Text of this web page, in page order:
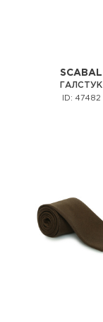
SCABAL
ГАЛСТУК
ID: 47482